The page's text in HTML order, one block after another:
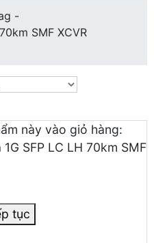
-
SMF XCVR
này vào giỏ hàng:
SFP LC LH 70km SMF
tục